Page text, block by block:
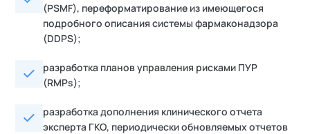
(PSMF), переформатирование из имеющегося
подробного описания системы фармаконадзора
(DDPS);
разработка планов управления рисками ПУР
(RMPs);
разработка дополнения клинического отчета
эксперта ГКО, периодически обновляемых отчетов